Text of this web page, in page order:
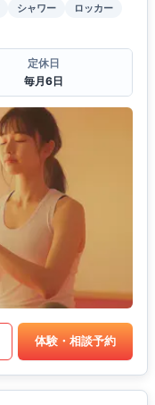
シャワー
ロッカー
定休日
毎月6日
体験・相談予約